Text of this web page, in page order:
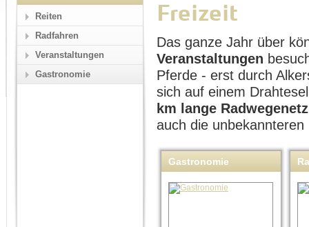
Freizeit
Das ganze Jahr über
Veranstaltungen
Pferde - erst durch
sich auf einem
km lange
auch die
Gastronomie
Reiten
Radfahren
Veranstaltungen
Gastronomie